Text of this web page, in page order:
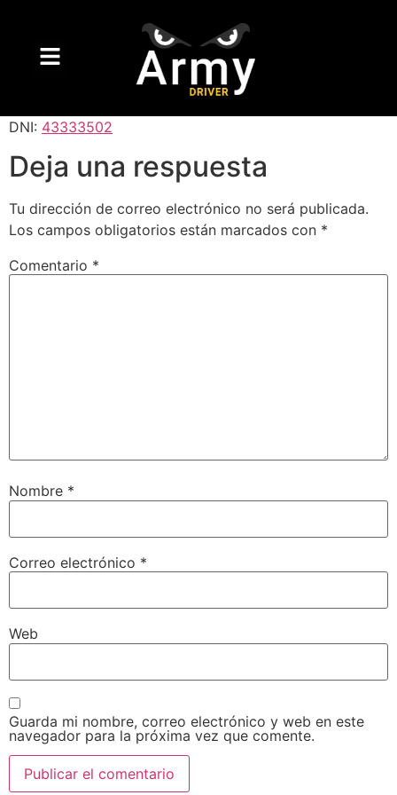
DNI: 43333502
Deja una respuesta
Tu dirección de correo electrónico no será publicada.
Los campos obligatorios están marcados con *
Comentario *
Nombre *
Correo electrónico *
Web
Guarda mi nombre, correo electrónico y web en este
navegador para la próxima vez que comente.